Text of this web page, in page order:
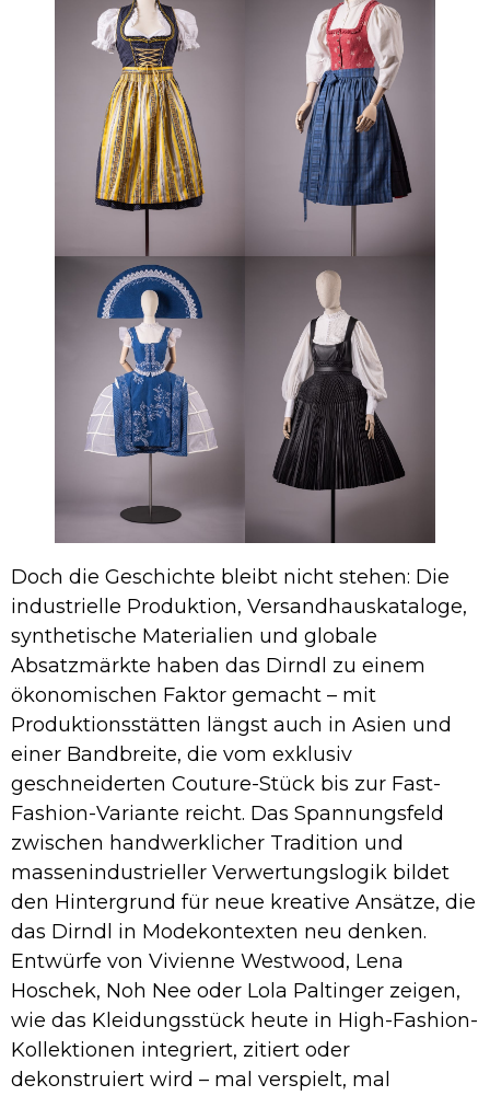
Doch die Geschichte bleibt nicht stehen: Die
industrielle Produktion, Versandhauskataloge,
synthetische Materialien und globale
Absatzmärkte haben das Dirndl zu einem
ökonomischen Faktor gemacht – mit
Produktionsstätten längst auch in Asien und
einer Bandbreite, die vom exklusiv
geschneiderten Couture-Stück bis zur Fast-
Fashion-Variante reicht. Das Spannungsfeld
zwischen handwerklicher Tradition und
massenindustrieller Verwertungslogik bildet
den Hintergrund für neue kreative Ansätze, die
das Dirndl in Modekontexten neu denken.
Entwürfe von Vivienne Westwood, Lena
Hoschek, Noh Nee oder Lola Paltinger zeigen,
wie das Kleidungsstück heute in High-Fashion-
Kollektionen integriert, zitiert oder
dekonstruiert wird – mal verspielt, mal